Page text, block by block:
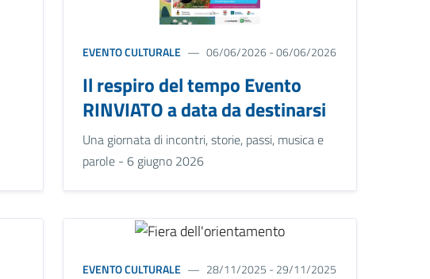
EVENTO CULTURALE 06/06/2026 - 06/06/2026
Il respiro del tempo Evento
RINVIATO a data da destinarsi
Una giornata di incontri, storie, passi, musica e
parole - 6 giugno 2026
EVENTO CULTURALE 28/11/2025 - 29/11/2025